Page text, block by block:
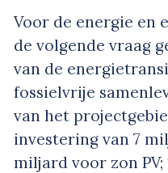
Voor de energie en
de volgende vraag
van de
fossielvrije
van het
investering van 7
miljard voor zon